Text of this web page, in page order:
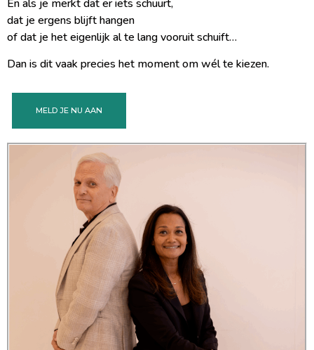
En als je merkt dat er iets schuurt,
dat je ergens blijft hangen
of dat je het eigenlijk al te lang vooruit schuift…
Dan is dit vaak precies het moment om wél te kiezen.
MELD JE NU AAN